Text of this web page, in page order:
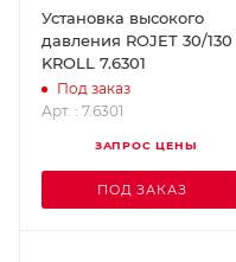
Установка высокого
давления ROJET 30/130
KROLL 7.6301
Под заказ
Арт. : 7.6301
ЗАПРОС ЦЕНЫ
ПОД ЗАКАЗ